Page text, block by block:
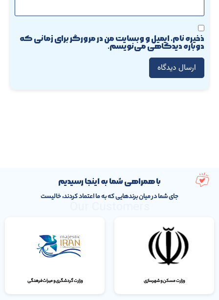
ذخیره نام، ایمیل و وبسایت من در مرورگر برای زمانی که
دوباره دیدگاهی می‌نویسم.
با همراهی شما به اینجا رسیدیم
جای شما در میان برندهایی که به ما اعتماد کردند، خالیست
وزارت مسکن و شهرسازی وزارت گردشگری و میراث‌فرهنگی